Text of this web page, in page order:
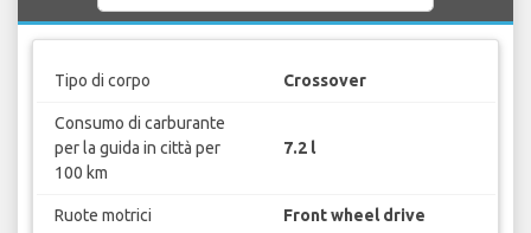
Tipo di corpo Crossover
Consumo di carburante
per la guida in città per
100 km
7.2 l
Ruote motrici Front wheel drive